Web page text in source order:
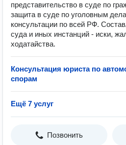
представительство в суде по
защита в суде по уголовным
консультации по всей РФ.
суда и иных инстанций - иски,
ходатайства.
Консультация юриста по
спорам
Ещё 7 услуг
Позвонить